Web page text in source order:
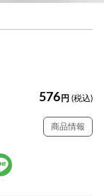
576 円 (税込)
商品情報